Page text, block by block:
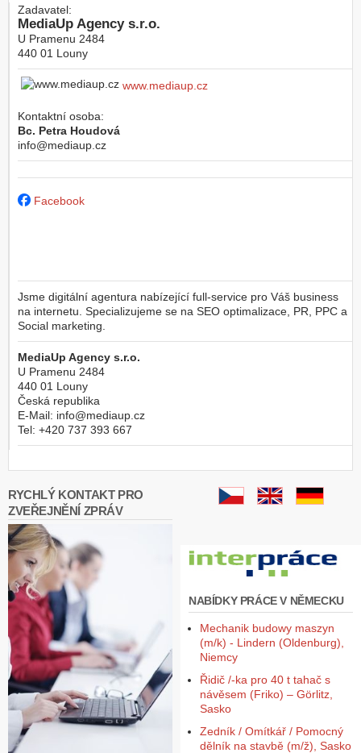
Zadavatel:
MediaUp Agency s.r.o.
U Pramenu 2484
440 01 Louny
www.mediaup.cz
Kontaktní osoba:
Bc. Petra Houdová
info@mediaup.cz
Facebook
Jsme digitální agentura nabízející full-service pro Váš business
na internetu. Specializujeme se na SEO optimalizace, PR, PPC a
Social marketing.
MediaUp Agency s.r.o.
U Pramenu 2484
440 01 Louny
Česká republika
E-Mail: info@mediaup.cz
Tel: +420 737 393 667
RYCHLÝ KONTAKT PRO
ZVEŘEJNĚNÍ ZPRÁV
NABÍDKY PRÁCE V NĚMECKU
Mechanik budowy maszyn
(m/k) - Lindern (Oldenburg),
Niemcy
Řidič /-ka pro 40 t tahač s
návěsem (Friko) – Görlitz,
Sasko
Zedník / Omítkář / Pomocný
dělník na stavbě (m/ž), Sasko